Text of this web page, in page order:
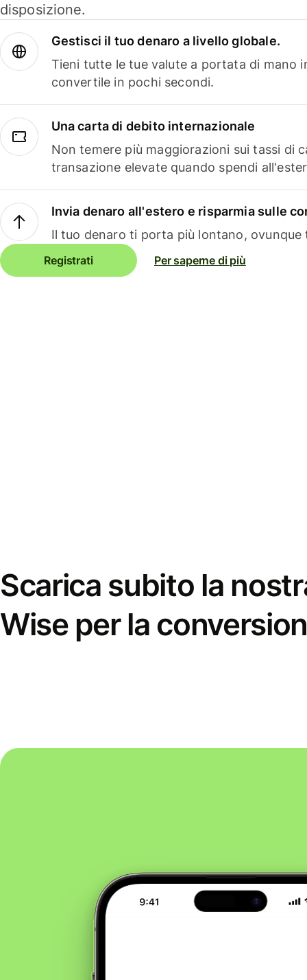
disposizione.
Gestisci il tuo denaro a livello globale.
Tieni tutte le tue valute a portata di mano
convertile in pochi secondi.
Una carta di debito internazionale
Non temere più maggiorazioni sui tassi di
transazione elevate quando spendi
Invia denaro all'estero e risparmia sulle
Il tuo denaro ti porta più lontano, ovunque
Registrati Per saperne di più
Scarica subito la
Wise per la